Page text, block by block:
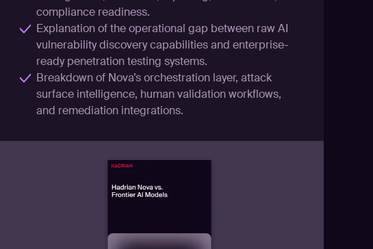
compliance readiness.
Explanation of the operational gap between raw AI
vulnerability discovery capabilities and enterprise-
ready penetration testing systems.
Breakdown of Nova’s orchestration layer, attack
surface intelligence, human validation workflows,
and remediation integrations.